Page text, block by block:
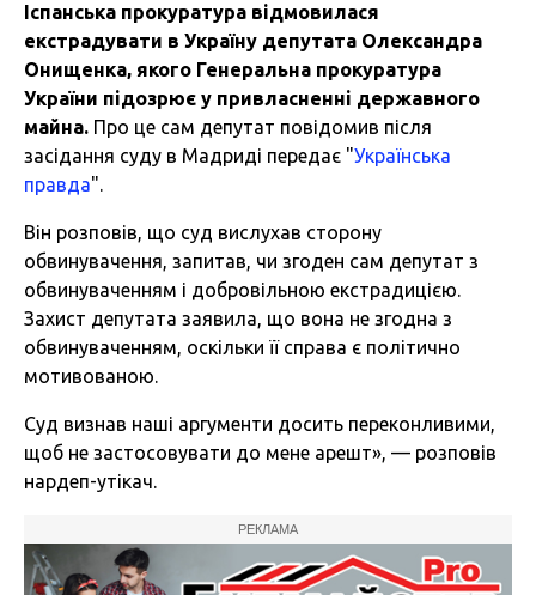
Іспанська прокуратура відмовилася
екстрадувати в Україну депутата Олександра
Онищенка, якого Генеральна прокуратура
України підозрює у привласненні державного
майна. Про це сам депутат повідомив після
засідання суду в Мадриді передає "Українська
правда".
Він розповів, що суд вислухав сторону
обвинувачення, запитав, чи згоден сам депутат з
обвинуваченням і добровільною екстрадицією.
Захист депутата заявила, що вона не згодна з
обвинуваченням, оскільки її справа є політично
мотивованою.
Суд визнав наші аргументи досить переконливими,
щоб не застосовувати до мене арешт», — розповів
нардеп-утікач.
РЕКЛАМА